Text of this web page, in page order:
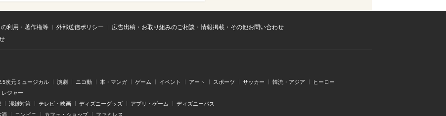
利用・著作権等 外部送信ポリシー
広告出稿・お取り組みのご相談・情報掲載・その他お問い合わせ
次元ミュージカル 演劇 ニコ動 本・マンガ ゲーム イベント アート スポーツ サッカー 韓流・アジア ヒーロー
レジャー
混雑対策 テレビ・映画 ディズニーグッズ アプリ・ゲーム ディズニーパス
酒 コンビニ カフェ・ショップ ファミレス